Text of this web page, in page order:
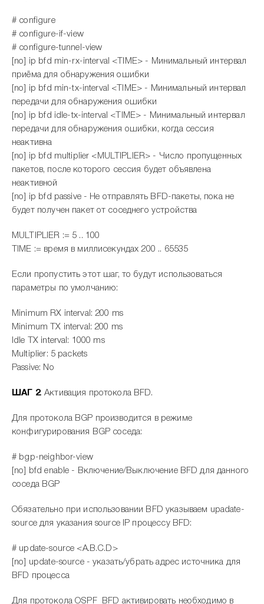
# configure
# configure-if-view
# configure-tunnel-view
[no] ip bfd min-rx-interval <TIME> - Минимальный интервал
приёма для обнаружения ошибки
[no] ip bfd min-tx-interval <TIME> - Минимальный интервал
передачи для обнаружения ошибки
[no] ip bfd idle-tx-interval <TIME> - Минимальный интервал
передачи для обнаружения ошибки, когда сессия
неактивна
[no] ip bfd multiplier <MULTIPLIER> - Число пропущенных
пакетов, после которого сессия будет объявлена
неактивной
[no] ip bfd passive - Не отправлять BFD-пакеты, пока не
будет получен пакет от соседнего устройства
MULTIPLIER := 5 .. 100
TIME := время в миллисекундах 200 .. 65535
Если пропустить этот шаг, то будут использоваться
параметры по умолчанию:
Minimum RX interval: 200 ms
Minimum TX interval: 200 ms
Idle TX interval: 1000 ms
Multiplier: 5 packets
Passive: No
ШАГ 2. Активация протокола BFD.
Для протокола BGP производится в режиме
конфигурирования BGP соседа:
# bgp-neighbor-view
[no] bfd enable - Включение/Выключение BFD для данного
соседа BGP
Обязательно при использовании BFD указываем upadate-
source для указания source IP процессу BFD:
# update-source <A.B.C.D>
[no] update-source - указать/убрать адрес источника для
BFD процесса
Для протокола OSPF BFD активировать необходимо в